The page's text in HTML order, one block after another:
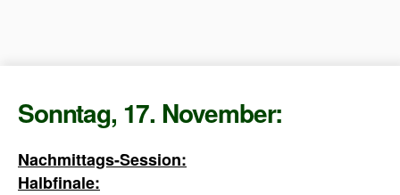
Sonntag, 17. November:
Nachmittags-Session:
Halbfinale: